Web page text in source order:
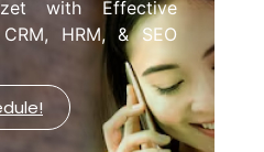
with Effective
HRM, & SEO